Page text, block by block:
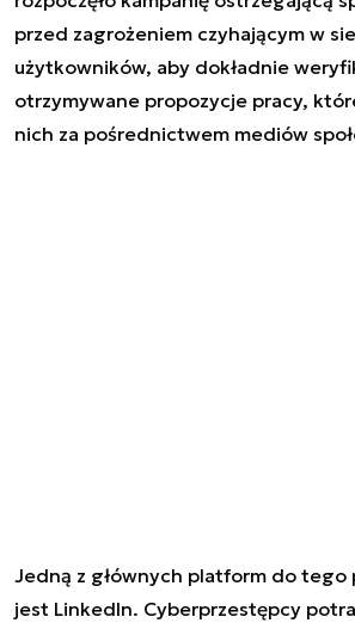
przed zagrożeniem czyhającym w
użytkowników, aby dokładnie
otrzymywane propozycje pracy,
nich za pośrednictwem mediów
Jedną z głównych platform do tego
jest LinkedIn. Cyberprzestępcy